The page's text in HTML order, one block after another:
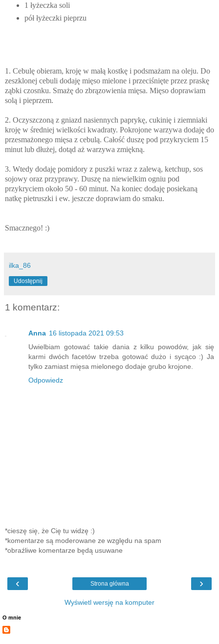
1 łyżeczka soli
pół łyżeczki pieprzu
1. Cebulę obieram, kroję w małą kostkę i podsmażam na oleju. Do
zeszklonej cebuli dodaję mięso mielone i przeciśnięte przez praskę
ząbki czosnku. Smażę do zbrązowienia mięsa. Mięso doprawiam
solą i pieprzem.
2. Oczyszczoną z gniazd nasiennych paprykę, cukinię i ziemniaki
kroję w średniej wielkości kwadraty. Pokrojone warzywa dodaję do
przesmażonego mięsa z cebulą. Całość duszę pod przykryciem 15
minut lub dłużej, dotąd aż warzywa zmiękną.
3. Wtedy dodaję pomidory z puszki wraz z zalewą, ketchup, sos
sojowy oraz przyprawy. Duszę na niewielkim ogniu pod
przykryciem około 50 - 60 minut. Na koniec dodaję posiekaną
natkę pietruszki i ew. jeszcze doprawiam do smaku.
Smacznego! :)
ilka_86
Udostępnij
1 komentarz:
Anna 16 listopada 2021 09:53
Uwielbiam gotować takie dania z kilku powodów, jak się
karmi dwóch facetów trzeba gotować dużo i sycąco :) Ja
tylko zamiast mięsa mielonego dodaje grubo krojone.
Odpowiedz
*cieszę się, że Cię tu widzę :)
*komentarze są moderowane ze względu na spam
*obraźliwe komentarze będą usuwane
‹ ›
Strona główna
Wyświetl wersję na komputer
O mnie